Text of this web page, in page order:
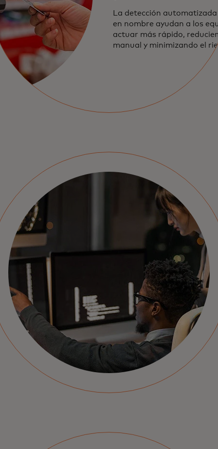
La detección automatizada
en nombre ayudan a los
actuar más rápido,
manual y minimizando el